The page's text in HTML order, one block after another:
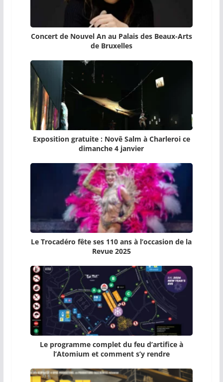
Concert de Nouvel An au Palais des Beaux-Arts
de Bruxelles
Exposition gratuite : Novê Salm à Charleroi ce
dimanche 4 janvier
Le Trocadéro fête ses 110 ans à l’occasion de la
Revue 2025
Le programme complet du feu d’artifice à
l’Atomium et comment s’y rendre